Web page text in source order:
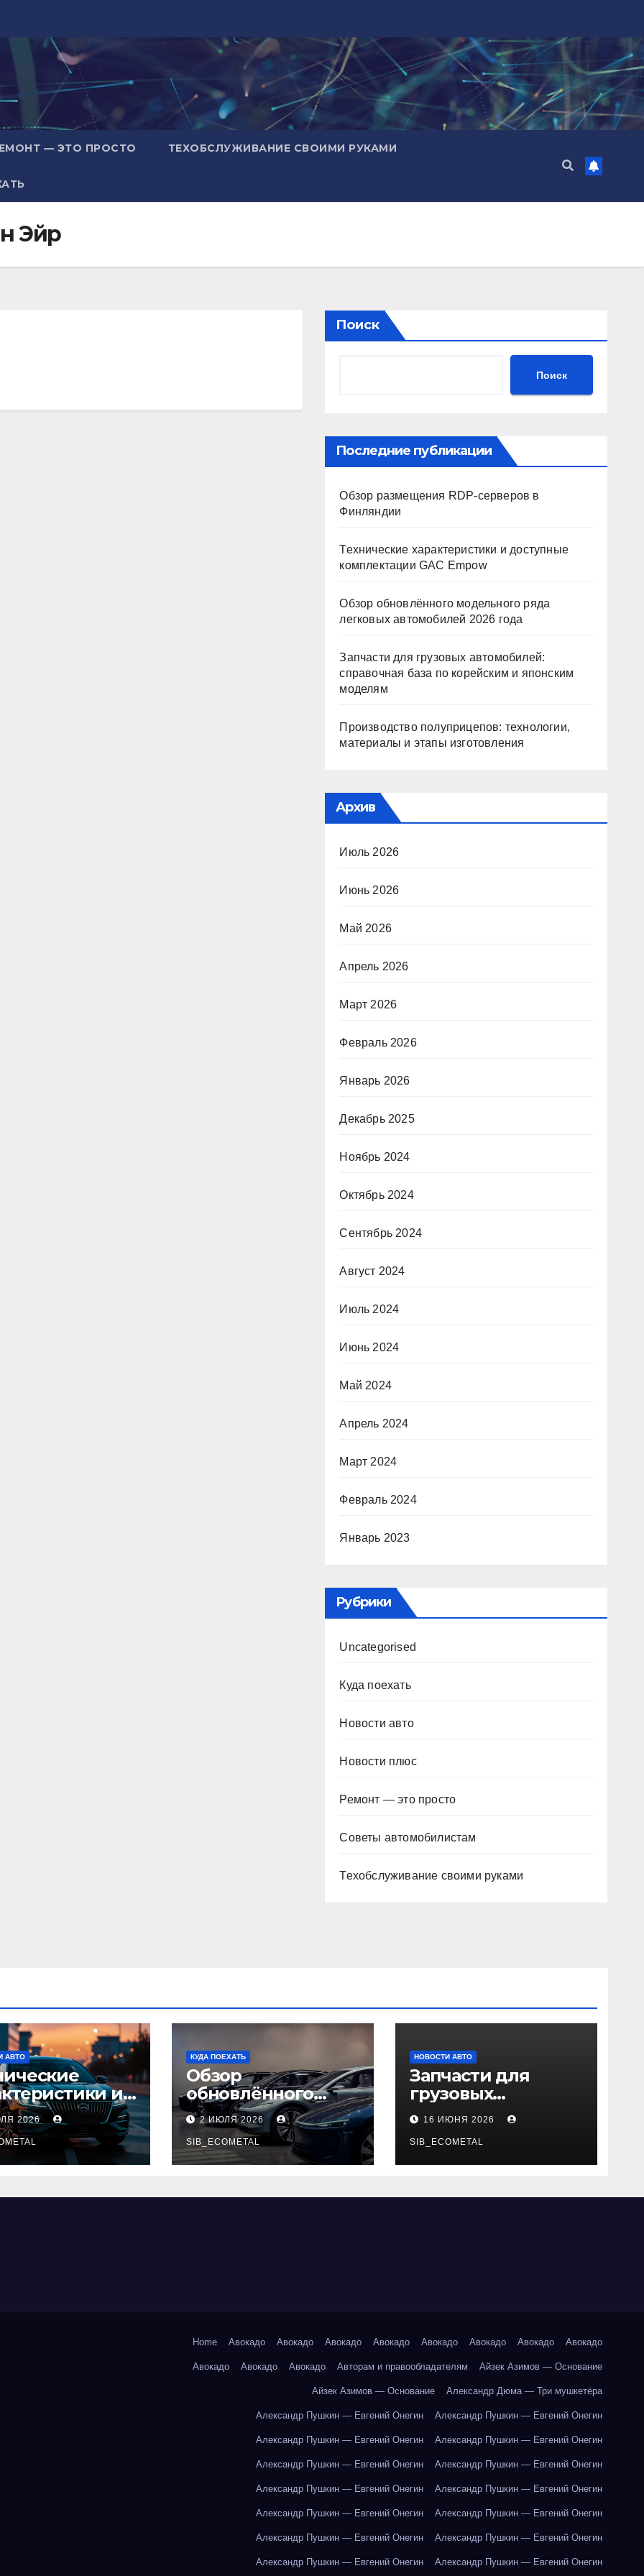
— ЭТО ПРОСТО ТЕХОБСЛУЖИВАНИЕ СВОИМИ РУКАМИ
Эйр
Поиск
Поиск
Последние публикации
Обзор размещения RDP-серверов в
Финляндии
Технические характеристики и доступные
комплектации GAC Empow
Обзор обновлённого модельного ряда
легковых автомобилей 2026 года
Запчасти для грузовых автомобилей:
справочная база по корейским и японским
моделям
Производство полуприцепов: технологии,
материалы и этапы изготовления
Архив
Июль 2026
Июнь 2026
Май 2026
Апрель 2026
Март 2026
Февраль 2026
Январь 2026
Декабрь 2025
Ноябрь 2024
Октябрь 2024
Сентябрь 2024
Август 2024
Июль 2024
Июнь 2024
Май 2024
Апрель 2024
Март 2024
Февраль 2024
Январь 2023
Рубрики
Uncategorised
Куда поехать
Новости авто
Новости плюс
Ремонт — это просто
Советы автомобилистам
Техобслуживание своими руками
АВТО
и
GAC
2026
КУДА ПОЕХАТЬ
Обзор
обновлённого
модельного ряда
легковых
автомобилей 2026
года
2 ИЮЛЯ 2026
SIB_ECOMETAL
НОВОСТИ АВТО
Запчасти для
грузовых
автомобилей:
справочная база по
корейским и
японским
16 ИЮНЯ 2026
SIB_ECOMETAL
Home Авокадо Авокадо Авокадо Авокадо Авокадо Авокадо Авокадо Авокадо
Авокадо Авокадо Авокадо Авторам и правообладателям Айзек Азимов — Основание
Айзек Азимов — Основание Александр Дюма — Три мушкетёра
Александр Пушкин — Евгений Онегин Александр Пушкин — Евгений Онегин
Александр Пушкин — Евгений Онегин Александр Пушкин — Евгений Онегин
Александр Пушкин — Евгений Онегин Александр Пушкин — Евгений Онегин
Александр Пушкин — Евгений Онегин Александр Пушкин — Евгений Онегин
Александр Пушкин — Евгений Онегин Александр Пушкин — Евгений Онегин
Александр Пушкин — Евгений Онегин Александр Пушкин — Евгений Онегин
Александр Пушкин — Евгений Онегин Александр Пушкин — Евгений Онегин